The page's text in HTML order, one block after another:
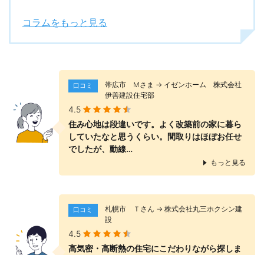
コラムをもっと見る
口コミ
帯広市 Мさま → イゼンホーム 株式会社
伊善建設住宅部
4.5
住み心地は段違いです。よく改築前の家に暮ら
していたなと思うくらい。間取りはほぼお任せ
でしたが、動線…
もっと見る
口コミ
札幌市 Ｔさん → 株式会社丸三ホクシン建
設
4.5
高気密・高断熱の住宅にこだわりながら探しま